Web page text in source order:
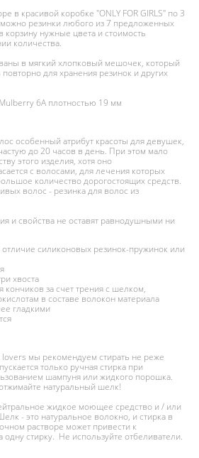
в красивой коробке "ONLY FOR GIRLS" по 3
резинки любого из 7 предложенных
корзину нужные цвета и стоимость
количества.
в мягкий хлопковый мешочек, который
для хранения резинок и других
6А плотностью 19 мм
особенный атрибут красоты для девушек,
до 20 часов в день. При этом мало
этого изделия, хотя оно
с волосами, для лечения которых
количество дорогостоящих средств.
волос - резинка для волос из
и свойства не оставят равнодушными ни
силиконовых резинок-пружинок или
хвоста
кончиков за счет трения с шелком,
в составе волокон материала
гладкими
мы рекомендуем стирать не реже
только ручная стирка при
шампуня или жидкого порошка.
натуральный шелк!
жидкое моющее средство и / или
- это натуральное волокно, и стирка в
растворе может привести к
одну стирку. Не используйте отбеливатели.